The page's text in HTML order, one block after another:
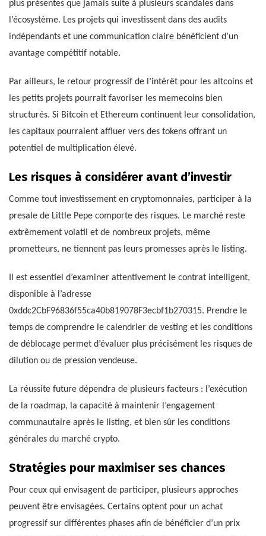
plus présentes que jamais suite à plusieurs scandales dans
l’écosystème. Les projets qui investissent dans des audits
indépendants et une communication claire bénéficient d’un
avantage compétitif notable.
Par ailleurs, le retour progressif de l’intérêt pour les altcoins et
les petits projets pourrait favoriser les memecoins bien
structurés. Si Bitcoin et Ethereum continuent leur consolidation,
les capitaux pourraient affluer vers des tokens offrant un
potentiel de multiplication élevé.
Les risques à considérer avant d’investir
Comme tout investissement en cryptomonnaies, participer à la
presale de Little Pepe comporte des risques. Le marché reste
extrêmement volatil et de nombreux projets, même
prometteurs, ne tiennent pas leurs promesses après le listing.
Il est essentiel d’examiner attentivement le contrat intelligent,
disponible à l’adresse
0xddc2CbF96836f55ca40b819078F3ecbf1b270315. Prendre le
temps de comprendre le calendrier de vesting et les conditions
de déblocage permet d’évaluer plus précisément les risques de
dilution ou de pression vendeuse.
La réussite future dépendra de plusieurs facteurs : l’exécution
de la roadmap, la capacité à maintenir l’engagement
communautaire après le listing, et bien sûr les conditions
générales du marché crypto.
Stratégies pour maximiser ses chances
Pour ceux qui envisagent de participer, plusieurs approches
peuvent être envisagées. Certains optent pour un achat
progressif sur différentes phases afin de bénéficier d’un prix